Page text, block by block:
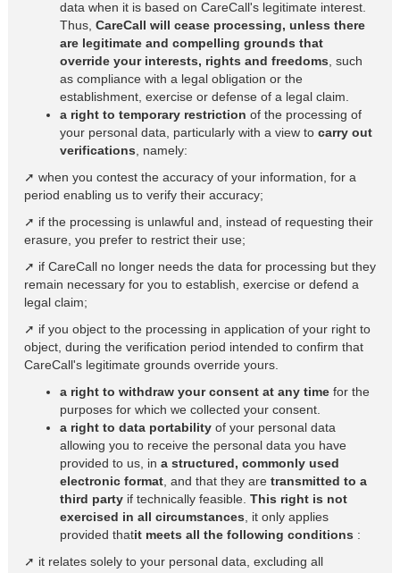
data when it is based on CareCall's legitimate interest.
Thus, CareCall will cease processing, unless there
are legitimate and compelling grounds that
override your interests, rights and freedoms , such
as compliance with a legal obligation or the
establishment, exercise or defense of a legal claim.
a right to temporary restriction of the processing of
your personal data, particularly with a view to carry out
verifications , namely:
➚ when you contest the accuracy of your information, for a
period enabling us to verify their accuracy;
➚ if the processing is unlawful and, instead of requesting their
erasure, you prefer to restrict their use;
➚ if CareCall no longer needs the data for processing but they
remain necessary for you to establish, exercise or defend a
legal claim;
➚ if you object to the processing in application of your right to
object, during the verification period intended to confirm that
CareCall's legitimate grounds override yours.
a right to withdraw your consent at any timefor the
purposes for which we collected your consent.
a right to data portabilityof your personal data
allowing you to receive the personal data you have
provided to us, in a structured, commonly used
electronic format, and that they are transmitted to a
third partyif technically feasible. This right is not
exercised in all circumstances , it only applies
provided thatit meets all the following conditions :
➚ it relates solely to your personal data, excluding all